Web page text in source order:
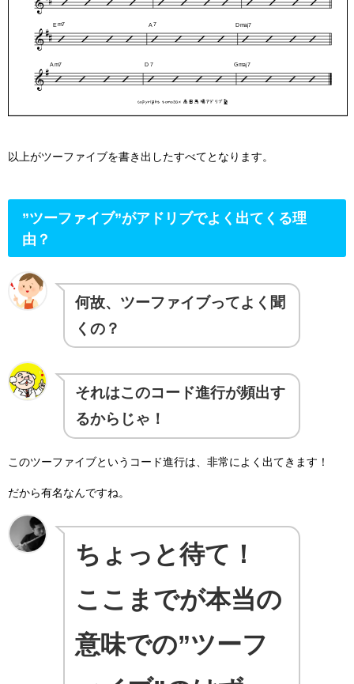
以上がツーファイブを書き出したすべてとなります。
”ツーファイブ”がアドリブでよく出てくる理
由？
何故、ツーファイブってよく聞
くの？
それはこのコード進行が頻出す
るからじゃ！
このツーファイブというコード進行は、非常によく出てきます！
だから有名なんですね。
ちょっと待て！
ここまでが本当の
意味での”ツーフ